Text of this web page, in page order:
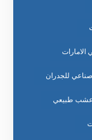
الامارات
للجدران
عشب طبيعي